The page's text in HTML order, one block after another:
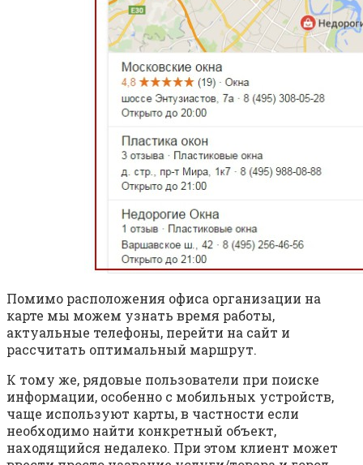
Помимо расположения офиса организации на
карте мы можем узнать время работы,
актуальные телефоны, перейти на сайт и
рассчитать оптимальный маршрут.
К тому же, рядовые пользователи при поиске
информации, особенно с мобильных устройств,
чаще используют карты, в частности если
необходимо найти конкретный объект,
находящийся недалеко. При этом клиент может